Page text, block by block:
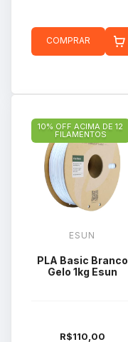
COMPRAR
10% OFF ACIMA DE 12
FILAMENTOS
ESUN
PLA Basic Branco
Gelo 1kg Esun
R$110,00